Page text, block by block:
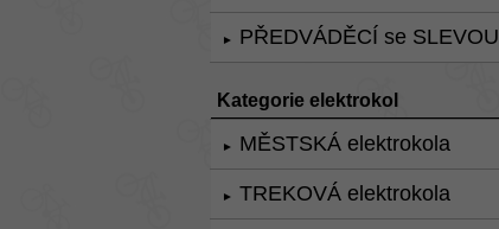
► PŘEDVÁDĚCÍ se SLEVOU
Kategorie elektrokol
► MĚSTSKÁ elektrokola
► TREKOVÁ elektrokola